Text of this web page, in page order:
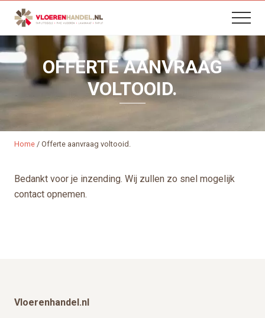
Menu
Skip
content
Skip
footer
Menu
OFFERTE AANVRAAG
VOLTOOID.
Home / Offerte aanvraag voltooid.
Bedankt voor je inzending. Wij zullen zo snel mogelijk
contact opnemen.
Vloerenhandel.nl